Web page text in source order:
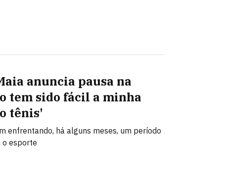
anuncia pausa na
tem sido fácil a minha
tênis'
enfrentando, há alguns meses, um período
o esporte